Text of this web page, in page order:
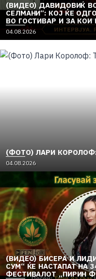
(ВИДЕО) ДАВИДОВИЌ
СЕЛМАНИ“: КОЈ ЌЕ
ВО ГОСТИВАР И ЗА КОИ
04.08.2026
(ФОТО) ЛАРИ
04.08.2026
(ВИДЕО) БИСЕРА И
СУМ“ ЌЕ НАСТАПАТ НА
ФЕСТИВАЛОТ „ПИРИН